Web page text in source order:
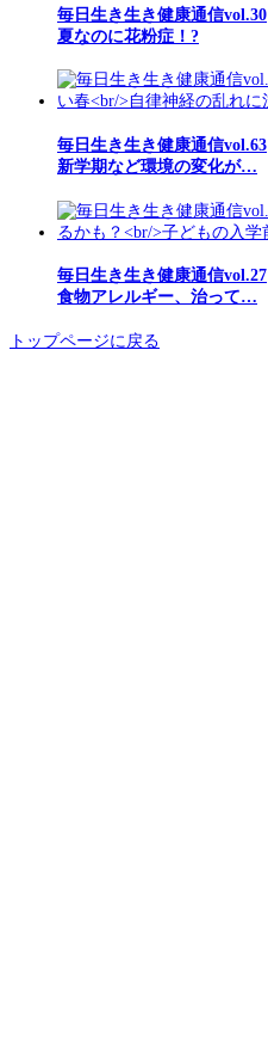
毎日生き生き健康通信vol.30
夏なのに花粉症！?
毎日生き生き健康通信vol.63
新学期など環境の変化が…
毎日生き生き健康通信vol.27
食物アレルギー、治って…
トップページに戻る